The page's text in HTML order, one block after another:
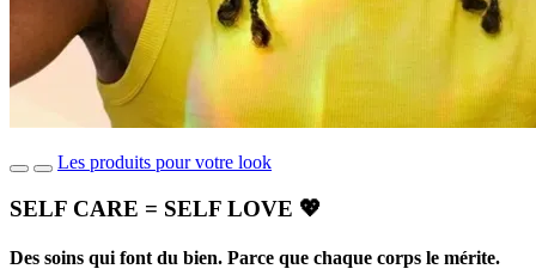
Les produits pour votre look
SELF CARE = SELF LOVE 💖
Des soins qui font du bien. Parce que chaque corps le mérite.